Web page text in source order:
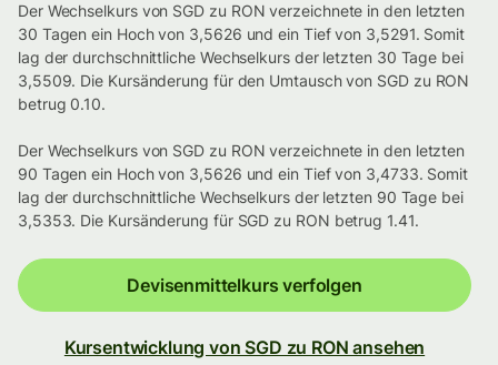
Der Wechselkurs von SGD zu RON verzeichnete in den letzten
30 Tagen ein Hoch von 3,5626 und ein Tief von 3,5291. Somit
lag der durchschnittliche Wechselkurs der letzten 30 Tage bei
3,5509. Die Kursänderung für den Umtausch von SGD zu RON
betrug 0.10.
Der Wechselkurs von SGD zu RON verzeichnete in den letzten
90 Tagen ein Hoch von 3,5626 und ein Tief von 3,4733. Somit
lag der durchschnittliche Wechselkurs der letzten 90 Tage bei
3,5353. Die Kursänderung für SGD zu RON betrug 1.41.
Devisenmittelkurs verfolgen
Kursentwicklung von SGD zu RON ansehen